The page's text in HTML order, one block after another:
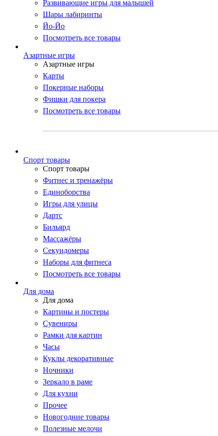
Развивающие игры для малышей
Шары лабиринты
Йо-Йо
Посмотреть все товары
Азартные игры
Азартные игры
Карты
Покерные наборы
Фишки для покера
Посмотреть все товары
Cпорт товары
Cпорт товары
Фитнес и тренажёры
Единоборства
Игры для улицы
Дартс
Бильярд
Массажёры
Секундомеры
Наборы для фитнеса
Посмотреть все товары
Для дома
Для дома
Картины и постеры
Сувениры
Рамки для картин
Часы
Куклы декоративные
Ночники
Зеркало в раме
Для кухни
Прочее
Новогодние товары
Полезные мелочи